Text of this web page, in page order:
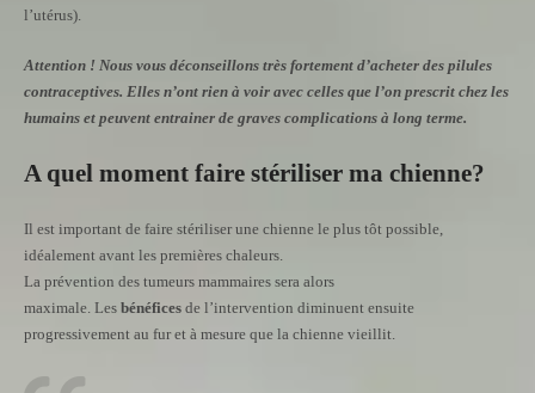
l’utérus).
Attention ! Nous vous déconseillons très fortement d’acheter des pilules
contraceptives. Elles n’ont rien à voir avec celles que l’on prescrit chez les
humains et peuvent entrainer de graves complications à long terme.
A quel moment faire stériliser ma chienne?
Il est important de faire stériliser une chienne le plus tôt possible,
idéalement avant les premières chaleurs.
La prévention des tumeurs mammaires sera alors
maximale. Les bénéfices de l’intervention diminuent ensuite
progressivement au fur et à mesure que la chienne vieillit.